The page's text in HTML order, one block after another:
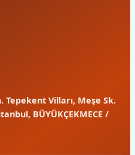
Vilları, Meşe Sk.
BÜYÜKÇEKMECE /